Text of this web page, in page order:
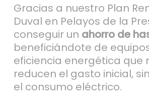
Gracias a nuestro Plan
Duval en Pelayos de la
conseguir un ahorro de
beneficiándote de
eficiencia energética que
reducen el gasto inicial,
el consumo eléctrico.